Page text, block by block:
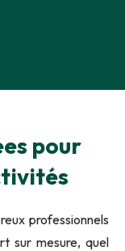
pour
professionnels
sur mesure, quel